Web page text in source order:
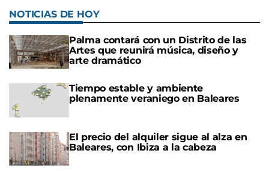
NOTICIAS DE HOY
Palma contará con un Distrito de las
Artes que reunirá música, diseño y
arte dramático
Tiempo estable y ambiente
plenamente veraniego en Baleares
El precio del alquiler sigue al alza en
Baleares, con Ibiza a la cabeza